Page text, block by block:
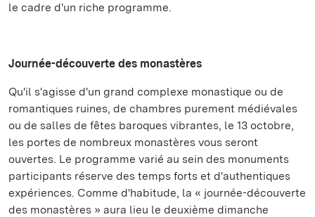
le cadre d'un riche programme.
Journée-découverte des monastères
Qu'il s'agisse d'un grand complexe monastique ou de
romantiques ruines, de chambres purement médiévales
ou de salles de fêtes baroques vibrantes, le 13 octobre,
les portes de nombreux monastères vous seront
ouvertes. Le programme varié au sein des monuments
participants réserve des temps forts et d'authentiques
expériences. Comme d'habitude, la « journée-découverte
des monastères » aura lieu le deuxième dimanche